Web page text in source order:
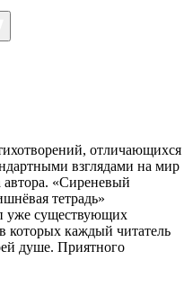
отличающихся
взглядами на мир
«Сиреневый
тетрадь»
уже существующих
которых каждый читатель
душе. Приятного